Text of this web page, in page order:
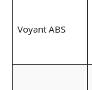
Voyant ABS